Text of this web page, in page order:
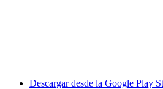
Descargar desde la Google Play